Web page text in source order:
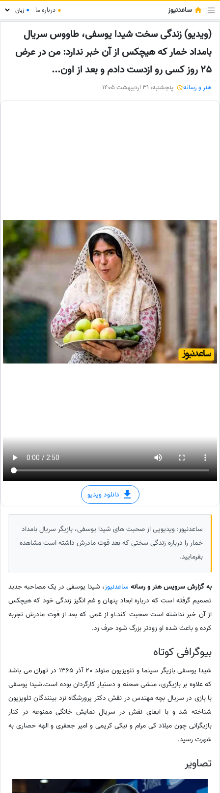
ساعدنیوز ● درباره ما ●
(ویدیو) زندگی سخت شیدا یوسفی، طاووس سریال
بامداد خمار که هیچکس از آن خبر ندارد: من در عرض
25 روز کسی رو ازدست دادم و بعد از اون...
هنر و رسانه پنجشنبه، 31 اردیبهشت 1405
دانلود ویدیو
ساعدنیوز: ویدیویی از صحبت های شیدا یوسفی، بازیگر سریال بامداد
خمار را درباره زندگی سختی که بعد فوت مادرش داشته است مشاهده
بفرمایید.
به گزارش سرویس هنر و رسانه ساعدنیوز، شیدا یوسفی در یک مصاحبه جدید
تصمیم گرفته است که درباره ابعاد پنهان و غم انگیز زندگی خود که هیچکس
از آن خبر نداشته است صحبت کند.او از غمی که بعد از فوت مادرش تجربه
کرده و باعث شده او زودتر بزرگ شود حرف زد.
بیوگرافی کوتاه
شیدا یوسفی بازیگر سینما و تلویزیون متولد 20 آذر 1365 در تهران می باشد
که علاوه بر بازیگری، منشی صحنه و دستیار کارگردان بوده است.شیدا یوسفی
با بازی در سریال بچه مهندس در نقش دکتر پرورشگاه نزد بینندگان تلویزیون
شناخته شد و با ایفای نقش در سریال نمایش خانگی ممنوعه در کنار
بازیگرانی چون میلاد کی مرام و نیکی کریمی و امیر جعفری و الهه حصاری به
شهرت رسید.
تصاویر